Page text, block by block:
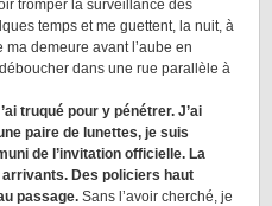
tromper la surveillance des
temps et me guettent, la nuit, à
ma demeure avant l’aube en
dans une rue parallèle à
truqué pour y pénétrer. J’ai
paire de lunettes, je suis
de l’invitation officielle. La
Des policiers haut
passage. Sans l’avoir cherché, je